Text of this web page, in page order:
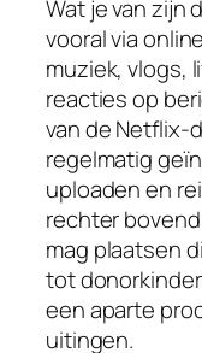
Wat je van zijn
vooral via
muziek, vlogs,
reacties op
van de Netflix-
regelmatig
uploaden en
rechter
mag plaatsen
tot
een aparte
uitingen.